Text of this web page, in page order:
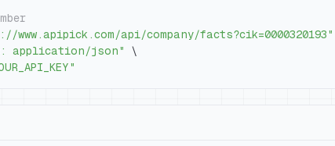
www.apipick.com/api/company/facts?cik=0000320193"
application/json"
\